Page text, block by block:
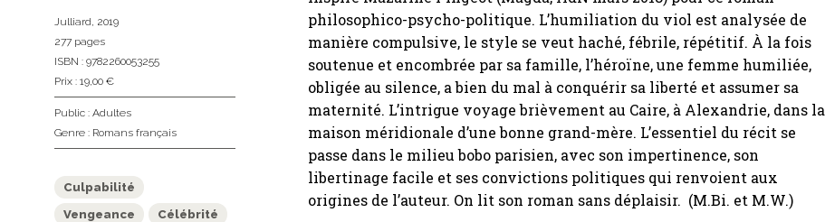
philosophico-psycho-politique. L’humiliation du viol est analysée de
manière compulsive, le style se veut haché, fébrile, répétitif. À la fois
soutenue et encombrée par sa famille, l’héroïne, une femme humiliée,
obligée au silence, a bien du mal à conquérir sa liberté et assumer sa
maternité. L’intrigue voyage brièvement au Caire, à Alexandrie, dans la
maison méridionale d’une bonne grand-mère. L’essentiel du récit se
passe dans le milieu bobo parisien, avec son impertinence, son
libertinage facile et ses convictions politiques qui renvoient aux
origines de l’auteur. On lit son roman sans déplaisir. (M.Bi. et M.W.)
Julliard , 2019
277 pages
ISBN : 9782260053255
Prix : 19,00 €
Public : Adultes
Genre : Romans français
Culpabilité
Vengeance
Célébrité